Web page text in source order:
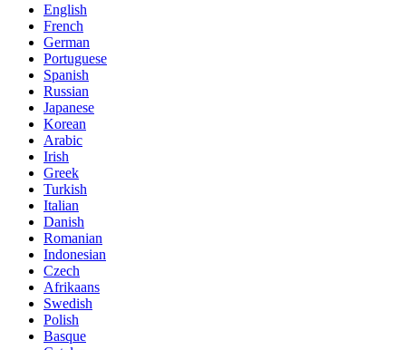
English
French
German
Portuguese
Spanish
Russian
Japanese
Korean
Arabic
Irish
Greek
Turkish
Italian
Danish
Romanian
Indonesian
Czech
Afrikaans
Swedish
Polish
Basque